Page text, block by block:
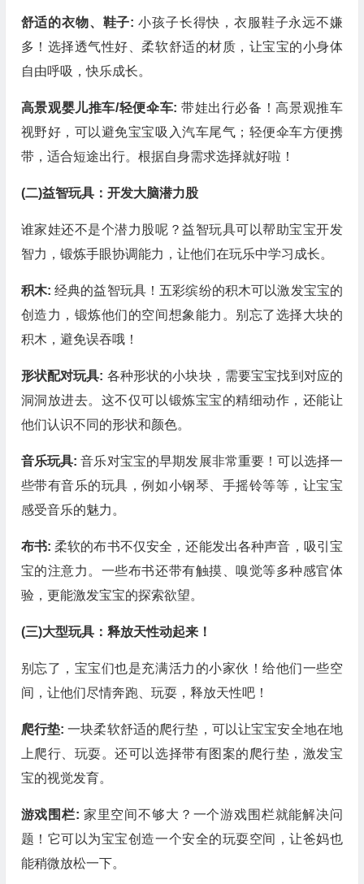
舒适的衣物、鞋子:小孩子长得快，衣服鞋子永远不嫌
多！选择透气性好、柔软舒适的材质，让宝宝的小身体
自由呼吸，快乐成长。
高景观婴儿推车/轻便伞车: 带娃出行必备！高景观推车
视野好，可以避免宝宝吸入汽车尾气；轻便伞车方便携
带，适合短途出行。根据自身需求选择就好啦！
(二)益智玩具：开发大脑潜力股
谁家娃还不是个潜力股呢？益智玩具可以帮助宝宝开发
智力，锻炼手眼协调能力，让他们在玩乐中学习成长。
积木:经典的益智玩具！五彩缤纷的积木可以激发宝宝的
创造力，锻炼他们的空间想象能力。别忘了选择大块的
积木，避免误吞哦！
形状配对玩具: 各种形状的小块块，需要宝宝找到对应的
洞洞放进去。这不仅可以锻炼宝宝的精细动作，还能让
他们认识不同的形状和颜色。
音乐玩具:音乐对宝宝的早期发展非常重要！可以选择一
些带有音乐的玩具，例如小钢琴、手摇铃等等，让宝宝
感受音乐的魅力。
布书:柔软的布书不仅安全，还能发出各种声音，吸引宝
宝的注意力。一些布书还带有触摸、嗅觉等多种感官体
验，更能激发宝宝的探索欲望。
(三)大型玩具：释放天性动起来！
别忘了，宝宝们也是充满活力的小家伙！给他们一些空
间，让他们尽情奔跑、玩耍，释放天性吧！
爬行垫:一块柔软舒适的爬行垫，可以让宝宝安全地在地
上爬行、玩耍。还可以选择带有图案的爬行垫，激发宝
宝的视觉发育。
游戏围栏: 家里空间不够大？一个游戏围栏就能解决问
题！它可以为宝宝创造一个安全的玩耍空间，让爸妈也
能稍微放松一下。